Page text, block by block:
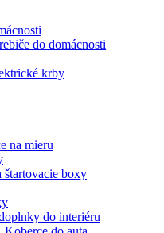
do domácnosti
krby
na mieru
štartovacie boxy
do interiéru